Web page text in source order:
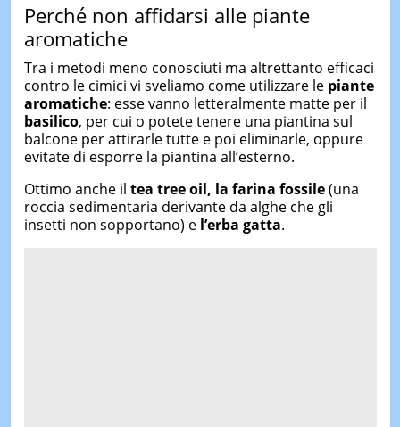
Perché non affidarsi alle piante
aromatiche
Tra i metodi meno conosciuti ma altrettanto efficaci
contro le cimici vi sveliamo come utilizzare le piante
aromatiche: esse vanno letteralmente matte per il
basilico, per cui o potete tenere una piantina sul
balcone per attirarle tutte e poi eliminarle, oppure
evitate di esporre la piantina all’esterno.
Ottimo anche il tea tree oil, la farina fossile(una
roccia sedimentaria derivante da alghe che gli
insetti non sopportano) e l’erba gatta.